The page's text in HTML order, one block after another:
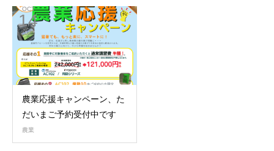
OCT
14
2025
農業応援キャンペーン、た
だいまご予約受付中です
農業